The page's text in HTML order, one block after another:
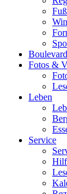
Boulevard
Fotos &
Leben
Service